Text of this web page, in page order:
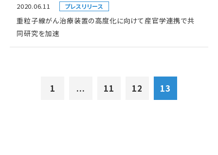
2020.06.11 プレスリリース
重粒子線がん治療装置の高度化に向けて産官学連携で共
同研究を加速
1 ... 11 12 13